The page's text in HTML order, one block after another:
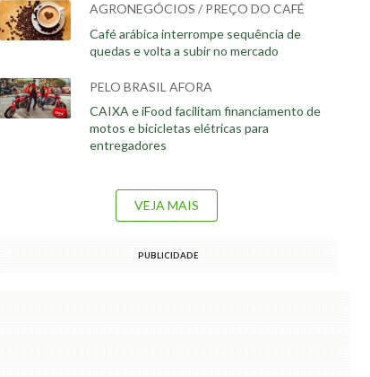
AGRONEGÓCIOS / PREÇO DO CAFÉ
Café arábica interrompe sequência de
quedas e volta a subir no mercado
PELO BRASIL AFORA
CAIXA e iFood facilitam financiamento de
motos e bicicletas elétricas para
entregadores
VEJA MAIS
PUBLICIDADE